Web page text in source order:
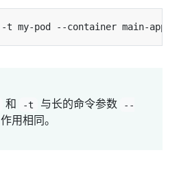
和 -t 与长的命令参数
--
作用相同。